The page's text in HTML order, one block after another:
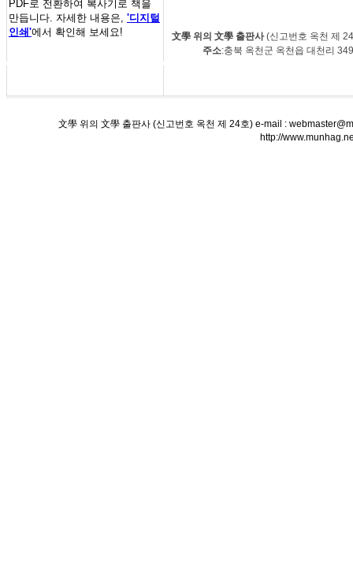
PDF로 전환하여 복사기로 책을
만듭니다. 자세한 내용은, '디지털
인쇄'에서 확인해 보세요! 文學 위의 文學 출판사(신고번호 옥천 제
주소:충북 옥천군 옥천읍
文學 위의 文學 출판사 (신고번호 옥천 제 24호) e-mail :
http://